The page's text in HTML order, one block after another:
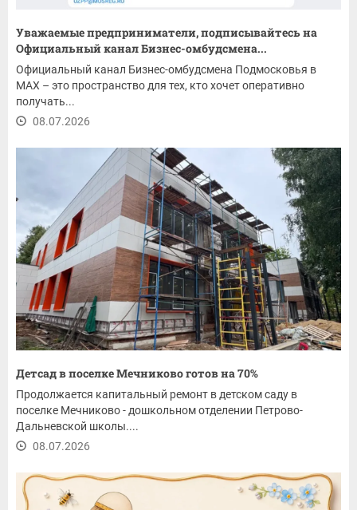
Уважаемые предприниматели, подписывайтесь на
Официальный канал Бизнес-омбудсмена...
Официальный канал Бизнес-омбудсмена Подмосковья в
MAX – это пространство для тех, кто хочет оперативно
получать...
08.07.2026
Детсад в поселке Мечниково готов на 70%
Продолжается капитальный ремонт в детском саду в
поселке Мечниково - дошкольном отделении Петрово-
Дальневской школы....
08.07.2026